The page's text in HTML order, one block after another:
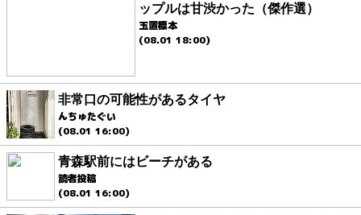
ップルは甘渋かった（傑作選）
玉置標本
(08.01 18:00)
非常口の可能性があるタイヤ
んちゅたぐい
(08.01 16:00)
青森駅前にはビーチがある
読者投稿
(08.01 16:00)